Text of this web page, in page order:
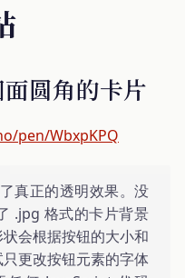
圆角的卡片
pen/WbxpKPQ
真正的透明效果。没
.jpg 格式的卡片背景
会根据按钮的大小和
更改按钮元素的字体